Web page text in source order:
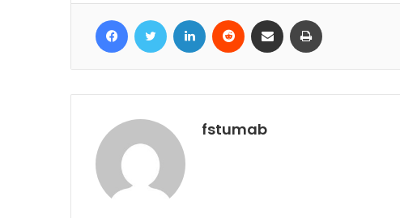
FacebookTwitter Linkedin Reddit Partager par email
fstumab